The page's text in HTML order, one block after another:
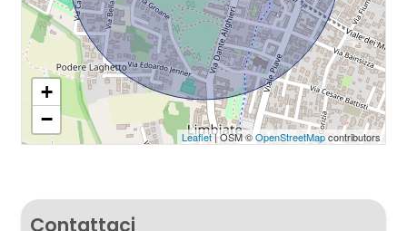
+
−
Leaflet| OSM ©OpenStreetMapcontributors
Contattaci